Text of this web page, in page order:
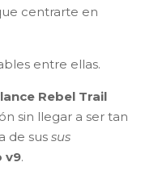
centrarte en
entre ellas.
Rebel Trail
sin llegar a ser tan
de sus sus
v9.